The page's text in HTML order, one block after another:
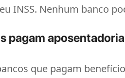
INSS. Nenhum banco
pagam
que pagam